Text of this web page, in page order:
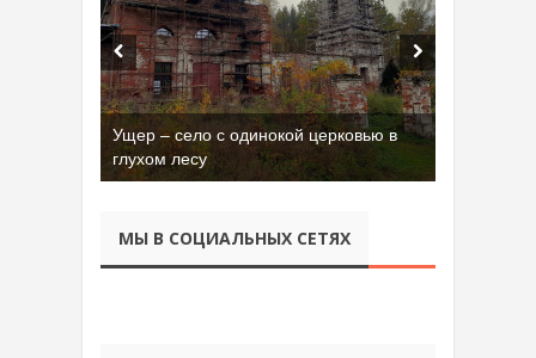
Ущер – село с одинокой церковью в
глухом лесу
МЫ В СОЦИАЛЬНЫХ СЕТЯХ